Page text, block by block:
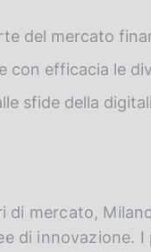
del mercato
con efficacia le
sfide della
mercato,
di innovazione.